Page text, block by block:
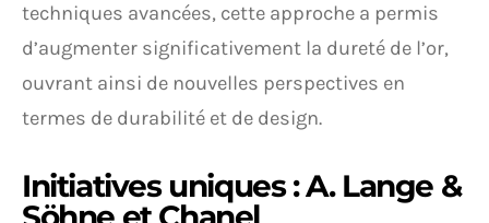
techniques avancées, cette approche a permis
d’augmenter significativement la dureté de l’or,
ouvrant ainsi de nouvelles perspectives en
termes de durabilité et de design.
Initiatives uniques : A. Lange &